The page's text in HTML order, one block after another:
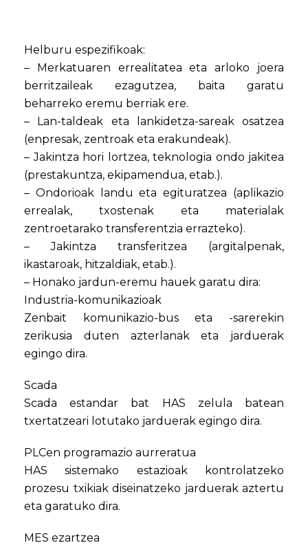
Helburu espezifikoak:
– Merkatuaren errealitatea eta arloko joera
berritzaileak ezagutzea, baita garatu
beharreko eremu berriak ere.
– Lan-taldeak eta lankidetza-sareak osatzea
(enpresak, zentroak eta erakundeak).
– Jakintza hori lortzea, teknologia ondo jakitea
(prestakuntza, ekipamendua, etab.).
– Ondorioak landu eta egituratzea (aplikazio
errealak, txostenak eta materialak
zentroetarako transferentzia errazteko).
– Jakintza transferitzea (argitalpenak,
ikastaroak, hitzaldiak, etab.).
– Honako jardun-eremu hauek garatu dira:
Industria-komunikazioak
Zenbait komunikazio-bus eta -sarerekin
zerikusia duten azterlanak eta jarduerak
egingo dira.
Scada
Scada estandar bat HAS zelula batean
txertatzeari lotutako jarduerak egingo dira.
PLCen programazio aurreratua
HAS sistemako estazioak kontrolatzeko
prozesu txikiak diseinatzeko jarduerak aztertu
eta garatuko dira.
MES ezartzea